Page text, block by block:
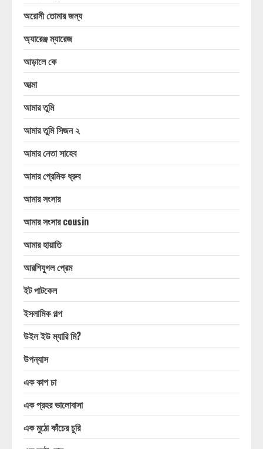
অরোনী তোমার জন্য
অ্যারেঞ্জ ম্যারেজ
আড়ালে কে
আত্মা
আমার তুমি
আমার তুমি সিজন ২
আমার নেতা সাহেব
আমার প্রেমিক ধ্রুব
আমার সংসার
আমার সংসার cousin
আমার হায়াতি
আরশিযুগল প্রেম
ইট পাটকেল
ইসলামিক গল্প
উইল ইউ ম্যারি মি?
উপন্যাস
এক কাপ চা
এক প্রহর ভালোবাসা
এক মুঠো কাঁচের চুরি